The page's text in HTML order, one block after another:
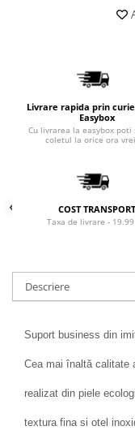
Livrare rapida prin
Easybox
Cu livrarea la easybox poti
coletul la orice ora
COST TRANSPORT
Taxa de livrare -
Descriere
Suport business din
Cea mai înaltă calitate
realizat din piele
textura fina si otel